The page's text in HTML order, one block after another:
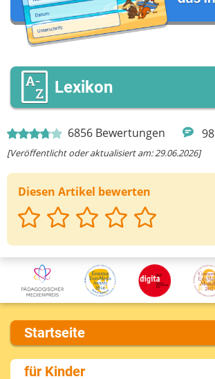
6856 Bewertungen 98
[Veröffentlicht oder aktualisiert am: 29.06.2026]
Diesen Artikel bewerten
Deine Nachricht
Lexikon
Startseite
Über uns
für Kinder